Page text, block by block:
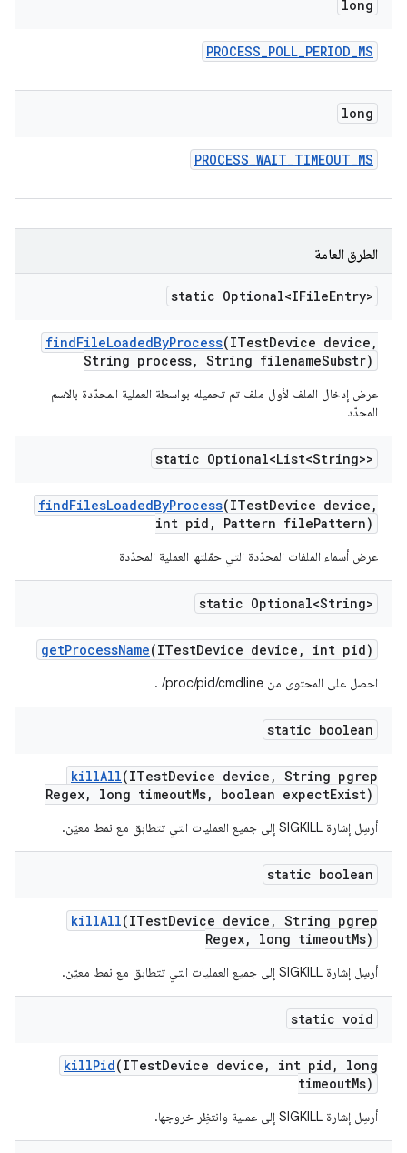
long
PROCESS_POLL_PERIOD_MS
long
PROCESS_WAIT_TIMEOUT_MS
الطرق العامة
static Optional<IFileEntry>
findFileLoadedByProcess(ITestDevice device ,
String process, String filenameSubstr)
عرض إدخال الملف لأول ملف تم تحميله بواسطة العملية المحدّدة بالاسم
المحدّد
static Optional<List<String>>
findFilesLoadedByProcess(ITestDevice device ,
int pid , Pattern filePattern)
عرض أسماء الملفات المحدّدة التي حمّلتها العملية المحدّدة
static Optional<String>
getProcessName(ITestDevice device , int pid)
احصل على المحتوى من ‎ /proc/pid/cmdline.
static boolean
killAll(ITestDevice device , String pgrep
Regex, long timeoutMs, boolean expectExist)
أرسِل إشارة SIGKILL إلى جميع العمليات التي تتطابق مع نمط معيّن.
static boolean
killAll(ITestDevice device , String pgrep
Regex, long timeoutMs)
أرسِل إشارة SIGKILL إلى جميع العمليات التي تتطابق مع نمط معيّن.
static void
killPid(ITestDevice device , int pid ,
long
timeoutMs)
أرسِل إشارة SIGKILL إلى عملية وانتظِر خروجها.